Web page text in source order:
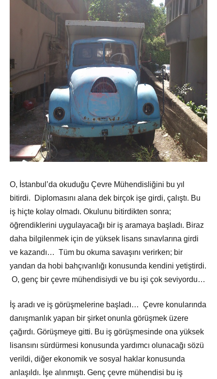
O, İstanbul’da okuduğu Çevre Mühendisliğini bu yıl
bitirdi. Diplomasını alana dek birçok işe girdi, çalıştı. Bu
iş hiçte kolay olmadı. Okulunu bitirdikten sonra;
öğrendiklerini uygulayacağı bir iş aramaya başladı. Biraz
daha bilgilenmek için de yüksek lisans sınavlarına girdi
ve kazandı… Tüm bu okuma savaşını verirken; bir
yandan da hobi bahçıvanlığı konusunda kendini yetiştirdi.
O, genç bir çevre mühendisiydi ve bu işi çok seviyordu…
İş aradı ve iş görüşmelerine başladı… Çevre konularında
danışmanlık yapan bir şirket onunla görüşmek üzere
çağırdı. Görüşmeye gitti. Bu iş görüşmesinde ona yüksek
lisansını sürdürmesi konusunda yardımcı olunacağı sözü
verildi, diğer ekonomik ve sosyal haklar konusunda
anlaşıldı. İşe alınmıştı. Genç çevre mühendisi bu iş